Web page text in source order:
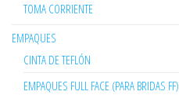
TOMA CORRIENTE
EMPAQUES
CINTA DE TEFLÓN
EMPAQUES FULL FACE (PARA BRIDAS FF)